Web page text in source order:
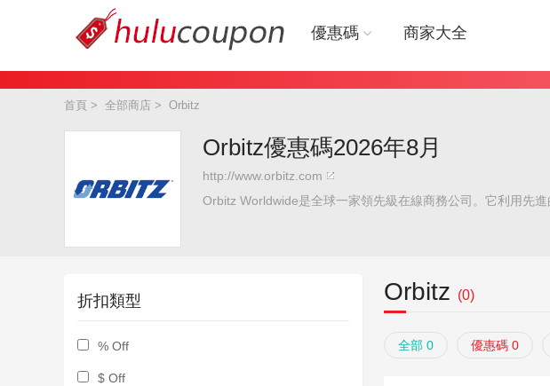
優惠碼 商家大全
首頁 > 全部商店 > Orbitz
Orbitz優惠碼2026年8月
http://www.orbitz.com
Orbitz Worldwide是全球一家領先級在線商務公司。它利用先
Orbitz (0)
全部 0 優惠碼 0
折扣類型
% Off
$ Off